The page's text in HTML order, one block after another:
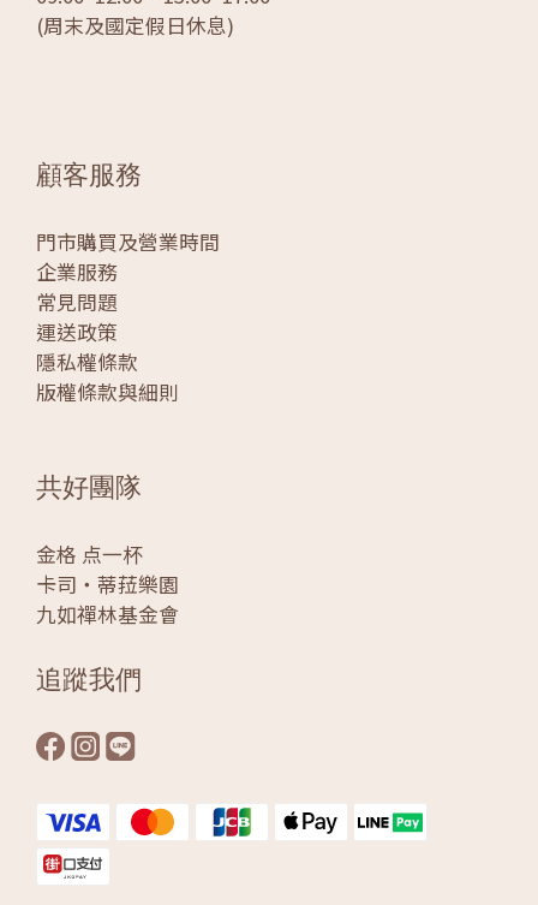
(周末及國定假日休息)
顧客服務
門市購買及營業時間
企業服務
常見問題
運送政策
隱私權條款
版權條款與細則
共好團隊
金格 点一杯
卡司‧蒂菈樂園
九如禪林基金會
追蹤我們